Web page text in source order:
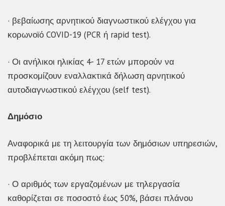
· βεβαίωσης αρνητικού διαγνωστικού ελέγχου για
κορωνοϊό COVID-19 (PCR ή rapid test).
· Οι ανήλικοι ηλικίας 4- 17 ετών μπορούν να
προσκομίζουν εναλλακτικά δήλωση αρνητικού
αυτοδιαγνωστικού ελέγχου (self test).
Δημόσιο
Αναφορικά με τη λειτουργία των δημόσιων υπηρεσιών,
προβλέπεται ακόμη πως:
· Ο αριθμός των εργαζομένων με τηλεργασία
καθορίζεται σε ποσοστό έως 50%, βάσει πλάνου